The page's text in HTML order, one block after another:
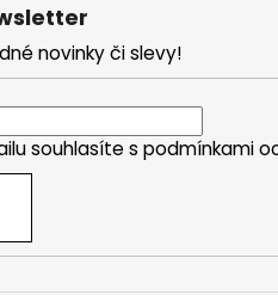
novinky či slevy!
souhlasíte s podmínkami